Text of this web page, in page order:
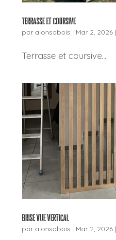
Terrasse et coursive
par alonsobois | Mar 2, 2026|
Terrasse et coursive...
Brise vue vertical
par alonsobois | Mar 2, 2026|